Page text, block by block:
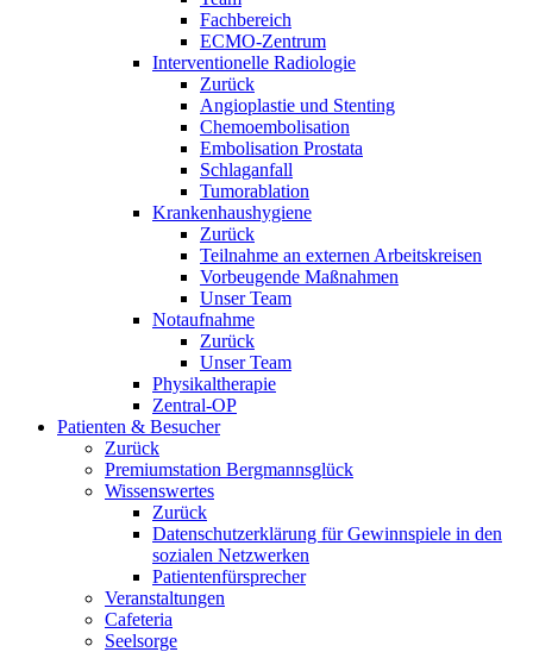
Fachbereich
ECMO-Zentrum
Interventionelle Radiologie
Zurück
Angioplastie und Stenting
Chemoembolisation
Embolisation Prostata
Schlaganfall
Tumorablation
Krankenhaushygiene
Zurück
Teilnahme an externen Arbeitskreisen
Vorbeugende Maßnahmen
Unser Team
Notaufnahme
Zurück
Unser Team
Physikaltherapie
Zentral-OP
Patienten & Besucher
Zurück
Premiumstation Bergmannsglück
Wissenswertes
Zurück
Datenschutzerklärung für Gewinnspiele in den
sozialen Netzwerken
Patientenfürsprecher
Veranstaltungen
Cafeteria
Seelsorge